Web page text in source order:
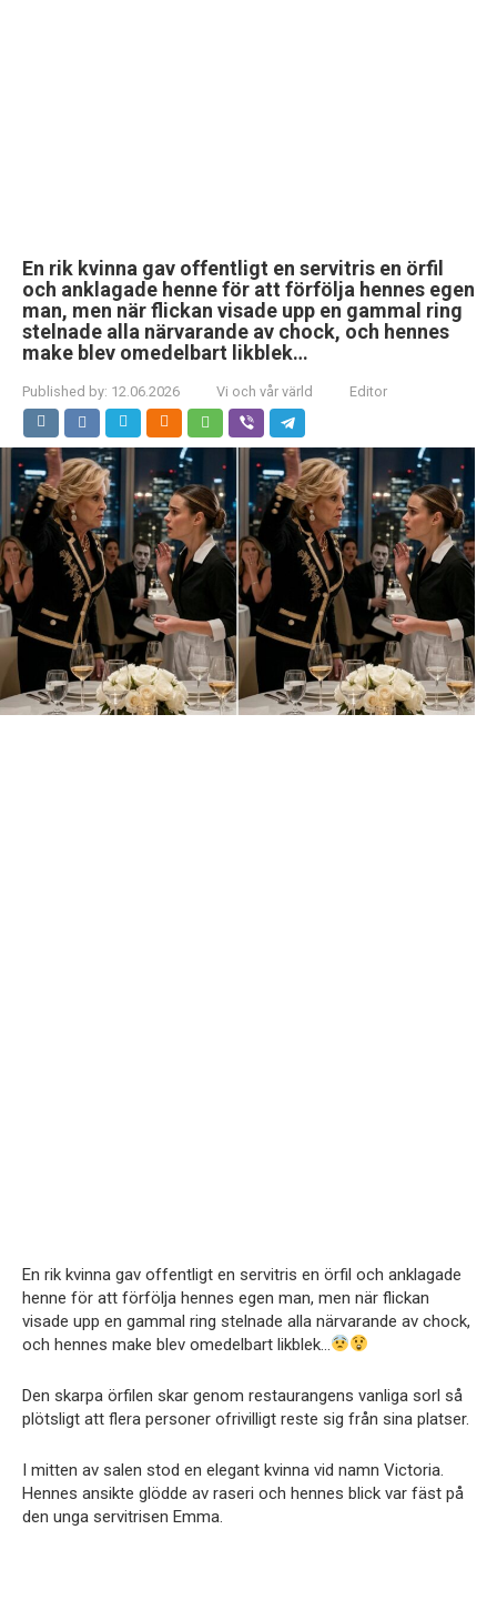
En rik kvinna gav offentligt en servitris en örfil
och anklagade henne för att förfölja hennes egen
man, men när flickan visade upp en gammal ring
stelnade alla närvarande av chock, och hennes
make blev omedelbart likblek…
Published by: 12.06.2026 Vi och vår värld Editor
En rik kvinna gav offentligt en servitris en örfil och anklagade
henne för att förfölja hennes egen man, men när flickan
visade upp en gammal ring stelnade alla närvarande av chock,
och hennes make blev omedelbart likblek…
Den skarpa örfilen skar genom restaurangens vanliga sorl så
plötsligt att flera personer ofrivilligt reste sig från sina platser.
I mitten av salen stod en elegant kvinna vid namn Victoria.
Hennes ansikte glödde av raseri och hennes blick var fäst på
den unga servitrisen Emma.